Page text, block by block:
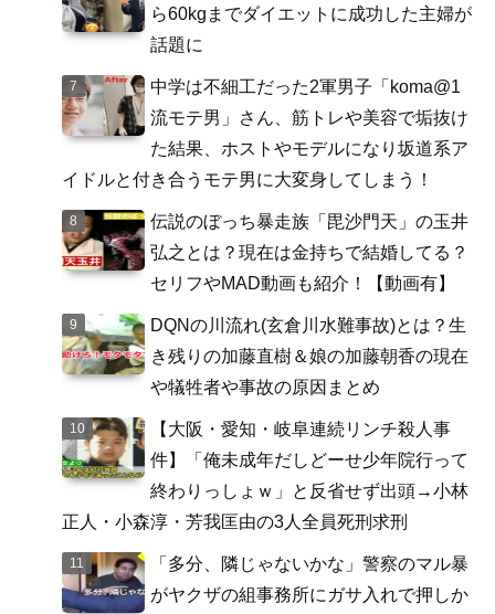
ら60kgまでダイエットに成功した主婦が
話題に
中学は不細工だった2軍男子「koma@1
流モテ男」さん、筋トレや美容で垢抜け
た結果、ホストやモデルになり坂道系ア
イドルと付き合うモテ男に大変身してしまう！
伝説のぼっち暴走族「毘沙門天」の玉井
弘之とは？現在は金持ちで結婚してる？
セリフやMAD動画も紹介！【動画有】
DQNの川流れ(玄倉川水難事故)とは？生
き残りの加藤直樹＆娘の加藤朝香の現在
や犠牲者や事故の原因まとめ
【大阪・愛知・岐阜連続リンチ殺人事
件】「俺未成年だしどーせ少年院行って
終わりっしょｗ」と反省せず出頭→小林
正人・小森淳・芳我匡由の3人全員死刑求刑
「多分、隣じゃないかな」警察のマル暴
がヤクザの組事務所にガサ入れで押しか